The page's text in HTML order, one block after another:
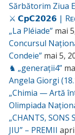
Sărbătorim Ziua
⚔️ 𝗖𝗽𝗖𝟮𝟬𝟮𝟲 |
„La Pléiade” mai
Concursul
Condeie” mai 5,
♞ „generații4”
Angela Giorgi
„Chimia — Artă
Olimpiada
„CHANTS, SONS
JIU” – PREMII